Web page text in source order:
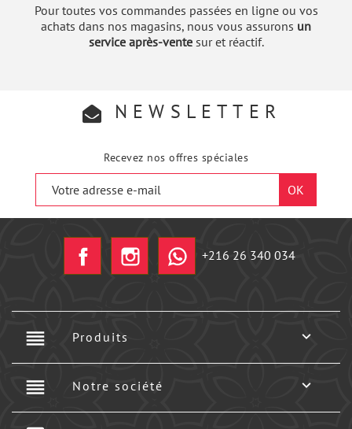
Pour toutes vos commandes passées en ligne ou vos
achats dans nos magasins, nous vous assurons un
service après-ventesur et réactif.
NEWSLETTER
Recevez nos offres spéciales
Facebook Instagram
+216 26 340 034
reorder Produits 
reorder Notre société 